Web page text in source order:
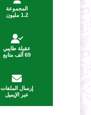
المجموعة
1.2 مليون
عقيلة طايبي
69 ألف متابع
إرسال الملفات
عبر الإيميل